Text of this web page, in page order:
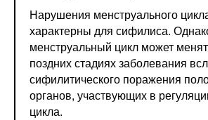
Нарушения менструального
характерны для сифилиса.
менструальный цикл может
поздних стадиях заболевания
сифилитического поражения
органов, участвующих в
цикла.